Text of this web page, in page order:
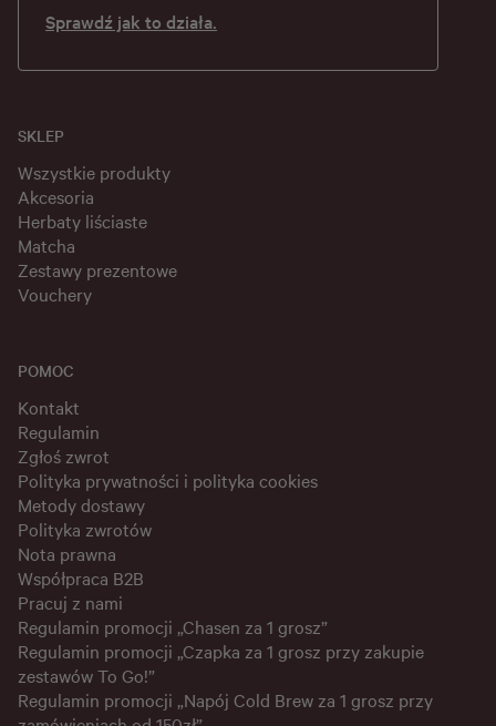
SKLEP
Wszystkie produkty
Akcesoria
Herbaty liściaste
Matcha
Zestawy prezentowe
Vouchery
POMOC
Kontakt
Regulamin
Zgłoś zwrot
Polityka prywatności i polityka cookies
Metody dostawy
Polityka zwrotów
Nota prawna
Współpraca B2B
Pracuj z nami
Regulamin promocji „Chasen za 1 grosz”
Regulamin promocji „Czapka za 1 grosz przy zakupie
zestawów To Go!”
Regulamin promocji „Napój Cold Brew za 1 grosz przy
Sprawdź jak to działa.